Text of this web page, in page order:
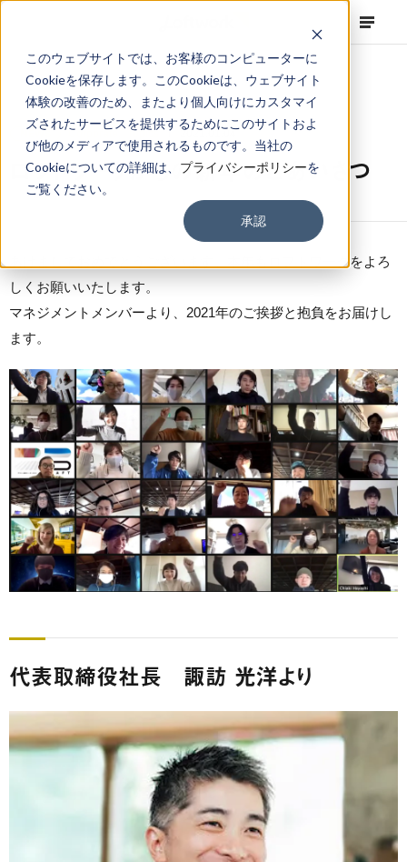
このウェブサイトでは、お客様のコンピューターに
Cookieを保存します。このCookieは、ウェブサイト
体験の改善のため、またより個人向けにカスタマイ
ズされたサービスを提供するためにこのサイトおよ
び他のメディアで使用されるものです。当社の
Cookieについての詳細は、 プライバシーポリシーを
ご覧ください。
承認
NEWS Corporate Topics 2021.01.04
ロフトワークからの新年のごあいさつ
あけましておめでとうございます。本年もロフトワークをよろ
しくお願いいたします。
マネジメントメンバーより、2021年のご挨拶と抱負をお届けし
ます。
代表取締役社長 諏訪 光洋より